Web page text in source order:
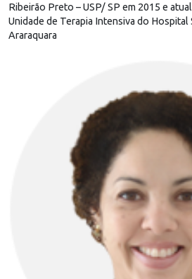
Ribeirão Preto – USP/ SP em 2015 e
Unidade de Terapia Intensiva do Hospital
Araraquara